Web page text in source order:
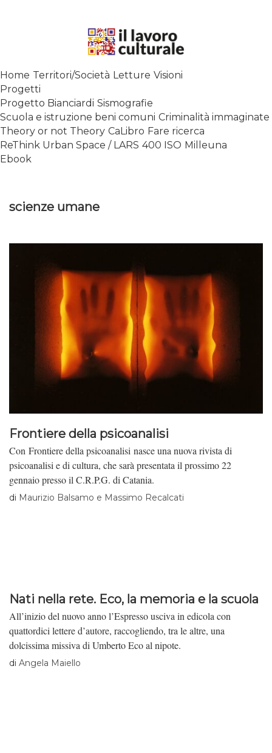
SPALANCARE LE FINESTRE DEI
CONTEMPORANEO
Home Territori/Società Letture Visioni
Progetti
Progetto Bianciardi Sismografie
Scuola e istruzione beni comuni Criminalità immaginate
Theory or not Theory CaLibro Fare ricerca
ReThink Urban Space / LARS 400 ISO Milleuna
Ebook
scienze umane
Frontiere della psicoanalisi
Con Frontiere della psicoanalisi nasce una nuova rivista di
psicoanalisi e di cultura, che sarà presentata il prossimo 22
gennaio presso il C.R.P.G. di Catania.
di Maurizio Balsamo e Massimo Recalcati
Nati nella rete. Eco, la memoria e la scuola
All’inizio del nuovo anno l’Espresso usciva in edicola con
quattordici lettere d’autore, raccogliendo, tra le altre, una
dolcissima missiva di Umberto Eco al nipote.
di Angela Maiello